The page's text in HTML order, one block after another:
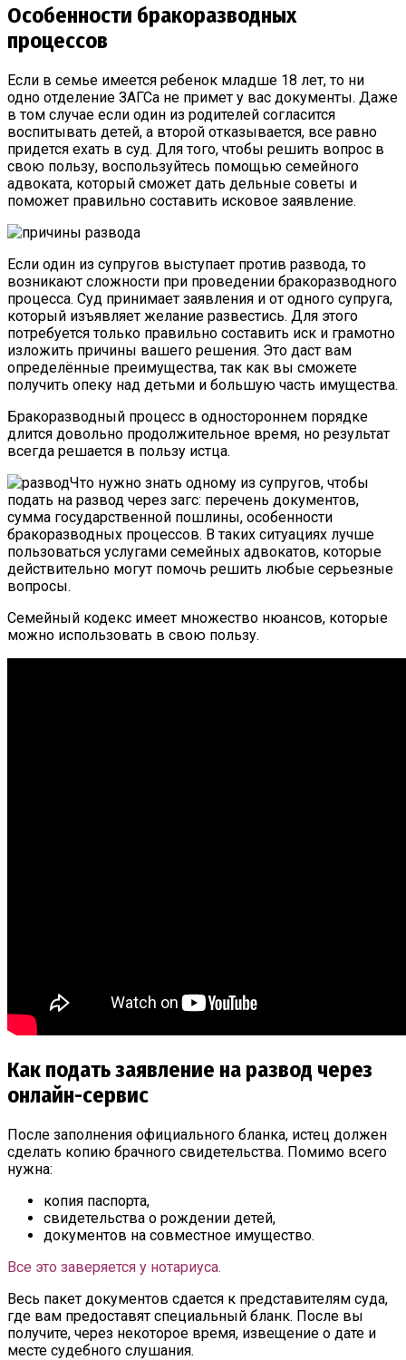
Особенности бракоразводных
процессов
Если в семье имеется ребенок младше 18 лет, то ни
одно отделение ЗАГСа не примет у вас документы. Даже
в том случае если один из родителей согласится
воспитывать детей, а второй отказывается, все равно
придется ехать в суд. Для того, чтобы решить вопрос в
свою пользу, воспользуйтесь помощью семейного
адвоката, который сможет дать дельные советы и
поможет правильно составить исковое заявление.
Если один из супругов выступает против развода, то
возникают сложности при проведении бракоразводного
процесса. Суд принимает заявления и от одного супруга,
который изъявляет желание развестись. Для этого
потребуется только правильно составить иск и грамотно
изложить причины вашего решения. Это даст вам
определённые преимущества, так как вы сможете
получить опеку над детьми и большую часть имущества.
Бракоразводный процесс в одностороннем порядке
длится довольно продолжительное время, но результат
всегда решается в пользу истца.
Что нужно знать одному из супругов, чтобы
подать на развод через загс: перечень документов,
сумма государственной пошлины, особенности
бракоразводных процессов. В таких ситуациях лучше
пользоваться услугами семейных адвокатов, которые
действительно могут помочь решить любые серьезные
вопросы.
Семейный кодекс имеет множество нюансов, которые
можно использовать в свою пользу.
Как подать заявление на развод через
онлайн-сервис
После заполнения официального бланка, истец должен
сделать копию брачного свидетельства. Помимо всего
нужна:
копия паспорта,
свидетельства о рождении детей,
документов на совместное имущество.
Все это заверяется у нотариуса.
Весь пакет документов сдается к представителям суда,
где вам предоставят специальный бланк. После вы
получите, через некоторое время, извещение о дате и
месте судебного слушания.